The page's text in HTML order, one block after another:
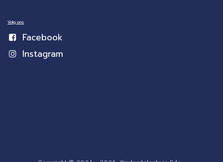
Volg ons
Facebook
Instagram